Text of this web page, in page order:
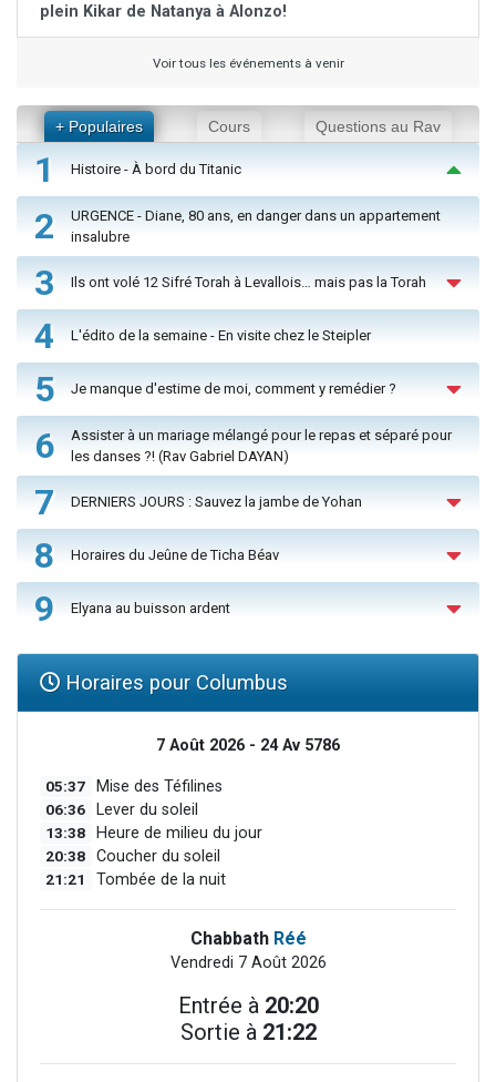
plein Kikar de Natanya à Alonzo!
Voir tous les événements à venir
+ Populaires Cours Questions au Rav
1 Histoire - À bord du Titanic
2
URGENCE - Diane, 80 ans, en danger dans un appartement
insalubre
3 Ils ont volé 12 Sifré Torah à Levallois… mais pas la Torah
4 L'édito de la semaine - En visite chez le Steipler
5 Je manque d'estime de moi, comment y remédier ?
6
Assister à un mariage mélangé pour le repas et séparé pour
les danses ?! (Rav Gabriel DAYAN)
7 DERNIERS JOURS : Sauvez la jambe de Yohan
8 Horaires du Jeûne de Ticha Béav
9 Elyana au buisson ardent
Horaires pour Columbus
7 Août 2026 - 24 Av 5786
05:37 Mise des Téfilines
06:36 Lever du soleil
13:38 Heure de milieu du jour
20:38 Coucher du soleil
21:21 Tombée de la nuit
Chabbath Réé
Vendredi 7 Août 2026
Entrée à 20:20
Sortie à 21:22